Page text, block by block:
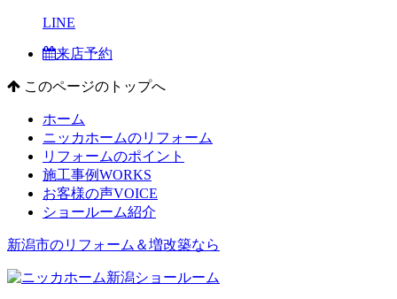
LINE
来店予約
このページのトップへ
ホーム
ニッカホームのリフォーム
リフォームのポイント
施工事例WORKS
お客様の声VOICE
ショールーム紹介
新潟市のリフォーム＆増改築なら